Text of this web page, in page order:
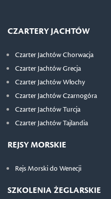
CZARTERY JACHTÓW
Czarter Jachtów Chorwacja
Czarter Jachtów Grecja
Czarter Jachtów Włochy
Czarter Jachtów Czarnogóra
Czarter Jachtów Turcja
Czarter Jachtów Tajlandia
REJSY MORSKIE
Rejs Morski do Wenecji
SZKOLENIA ŻEGLARSKIE